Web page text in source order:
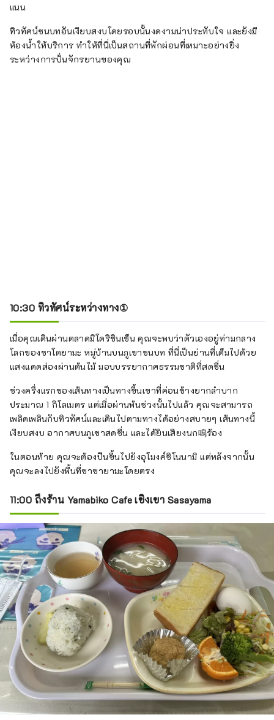
แนน
ทิวทัศน์ชนบทอันเงียบสงบโดยรอบนั้นงดงามน่าประทับใจ และยังมี
ห้องน้ำให้บริการ ทำให้ที่นี่เป็นสถานที่พักผ่อนที่เหมาะอย่างยิ่ง
ระหว่างการปั่นจักรยานของคุณ
10:30 ทิวทัศน์ระหว่างทาง①
เมื่อคุณเดินผ่านตลาดมิโดริชินเซ็น คุณจะพบว่าตัวเองอยู่ท่ามกลาง
โลกของซาโตยามะ หมู่บ้านบนภูเขาชนบท ที่นี่เป็นย่านที่เต็มไปด้วย
แสงแดดส่องผ่านต้นไม้ มอบบรรยากาศธรรมชาติที่สดชื่น
ช่วงครึ่งแรกของเส้นทางเป็นทางขึ้นเขาที่ค่อนข้างยากลำบาก
ประมาณ 1 กิโลเมตร แต่เมื่อผ่านพ้นช่วงนั้นไปแล้ว คุณจะสามารถ
เพลิดเพลินกับทิวทัศน์และเดินไปตามทางได้อย่างสบายๆ เส้นทางนี้
เงียบสงบ อากาศบนภูเขาสดชื่น และได้ยินเสียงนก鳴ร้อง
ในตอนท้าย คุณจะต้องปีนขึ้นไปยังอุโมงค์ชิโนนามิ แต่หลังจากนั้น
คุณจะลงไปยังพื้นที่ซาซายามะโดยตรง
11:00 ถึงร้าน Yamabiko Cafe เชิงเขา Sasayama